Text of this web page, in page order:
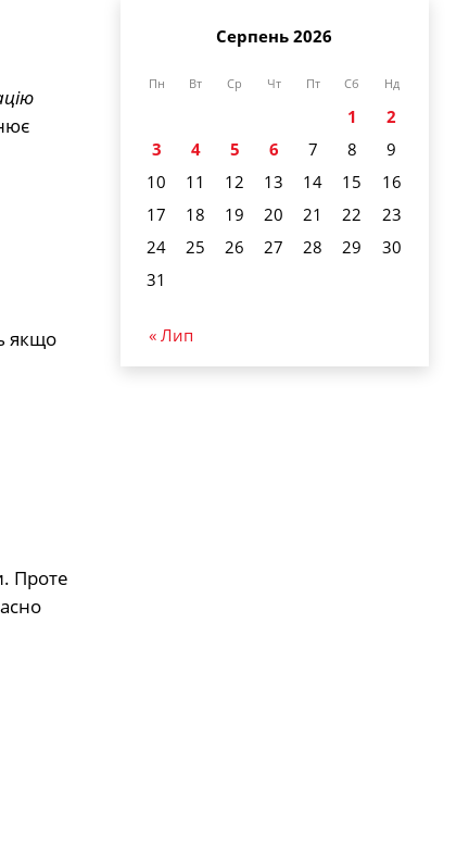
якщо
Проте
Серпень 2026
Пн Вт Ср Чт Пт Сб Нд
1
2
3
4 5 6 7 8
9
10
11 12 13 14 15
16
17
18 19 20 21 22
23
24
25 26 27 28 29
30
31
« Лип